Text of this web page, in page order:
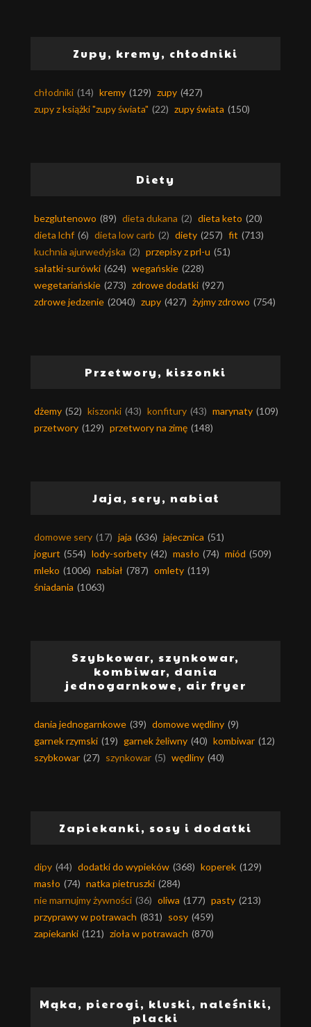
Zupy, kremy, chłodniki
chłodniki (14) kremy (129) zupy (427)
zupy z książki "zupy świata" (22) zupy świata (150)
Diety
bezglutenowo (89) dieta dukana (2) dieta keto (20)
dieta lchf (6) dieta low carb (2) diety (257) fit (713)
kuchnia ajurwedyjska (2) przepisy z prl-u (51)
sałatki-surówki (624) wegańskie (228)
wegetariańskie (273) zdrowe dodatki (927)
zdrowe jedzenie (2040) zupy (427) żyjmy zdrowo (754)
Przetwory, kiszonki
dżemy (52) kiszonki (43) konfitury (43) marynaty (109)
przetwory (129) przetwory na zimę (148)
Jaja, sery, nabiał
domowe sery (17) jaja (636) jajecznica (51)
jogurt (554) lody-sorbety (42) masło (74) miód (509)
mleko (1006) nabiał (787) omlety (119)
śniadania (1063)
Szybkowar, szynkowar,
kombiwar, dania
jednogarnkowe, air fryer
dania jednogarnkowe (39) domowe wędliny (9)
garnek rzymski (19) garnek żeliwny (40) kombiwar (12)
szybkowar (27) szynkowar (5) wędliny (40)
Zapiekanki, sosy i dodatki
dipy (44) dodatki do wypieków (368) koperek (129)
masło (74) natka pietruszki (284)
nie marnujmy żywności (36) oliwa (177) pasty (213)
przyprawy w potrawach (831) sosy (459)
zapiekanki (121) zioła w potrawach (870)
Mąka, pierogi, kluski, naleśniki,
placki